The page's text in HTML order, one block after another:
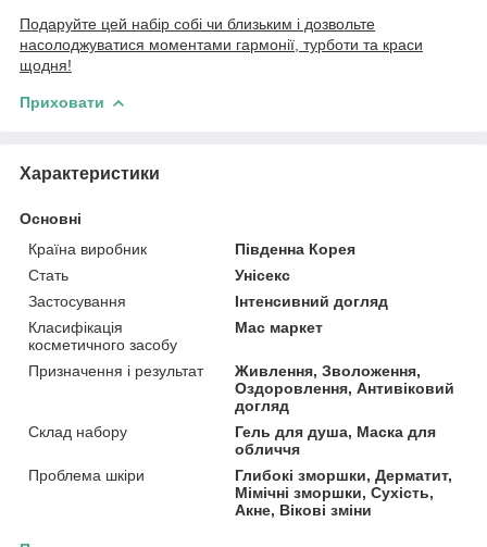
Подаруйте цей набір собі чи близьким і дозвольте
насолоджуватися моментами гармонії, турботи та краси
щодня!
Приховати
Характеристики
Основні
Країна виробник
Південна Корея
Стать
Унісекс
Застосування
Інтенсивний догляд
Класифікація
косметичного засобу
Мас маркет
Призначення і результат
Живлення, Зволоження,
Оздоровлення, Антивіковий
догляд
Склад набору
Гель для душа, Маска для
обличчя
Проблема шкіри
Глибокі зморшки, Дерматит,
Мімічні зморшки, Сухість,
Акне, Вікові зміни